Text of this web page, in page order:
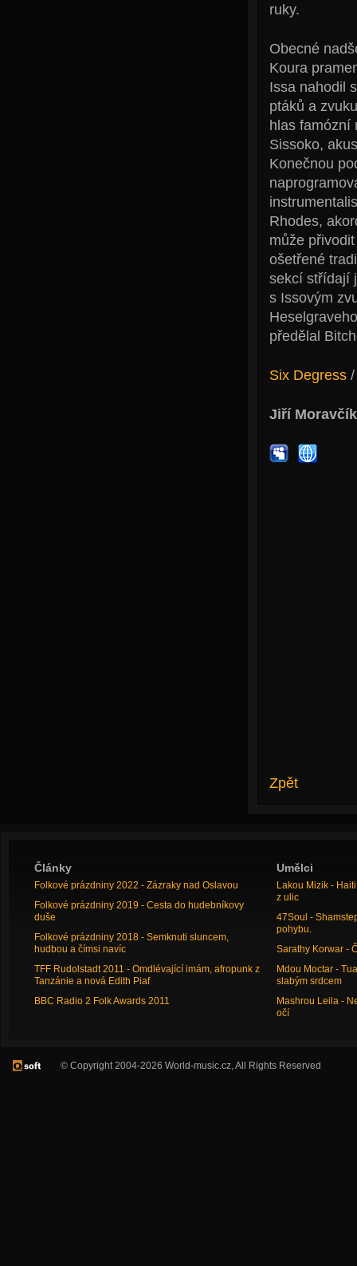
ruky.
Obecné
Koura
Issa nahodil
ptáků a
hlas famózní
Sissoko,
Konečnou
Rhodes,
může
ošetřené
sekcí střídají
s Issovým
předělal
Six Degress
Jiří Moravčík
Zpět
Články
Folkové prázdniny 2022 - Zázraky nad Oslavou
Folkové prázdniny 2019 - Cesta do hudebníkovy
duše
Folkové prázdniny 2018 - Semknuti sluncem,
hudbou a čímsi navíc
TFF Rudolstadt 2011 - Omdlévající imám, afropunk z
Tanzánie a nová Edith Piaf
BBC Radio 2 Folk Awards 2011
Umělci
Lakou Mizik -
z ulic
47Soul -
pohybu.
Sarathy Korwar -
Mdou Moctar -
slabým srdcem
Mashrou Leila -
očí
© Copyright 2004-2026 World-music.cz, All Rights Reserved